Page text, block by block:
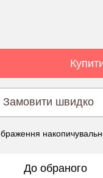
Замовити швидко
До обраного